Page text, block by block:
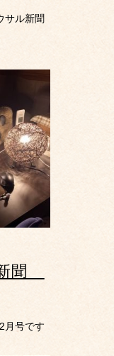
サル新聞
聞
月号です